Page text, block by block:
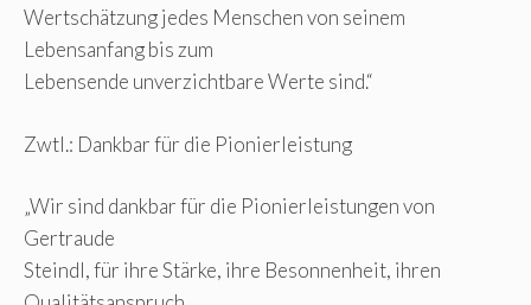
Wertschätzung jedes Menschen von seinem
Lebensanfang bis zum
Lebensende unverzichtbare Werte sind.“
Zwtl.: Dankbar für die Pionierleistung
„Wir sind dankbar für die Pionierleistungen von
Gertraude
Steindl, für ihre Stärke, ihre Besonnenheit, ihren